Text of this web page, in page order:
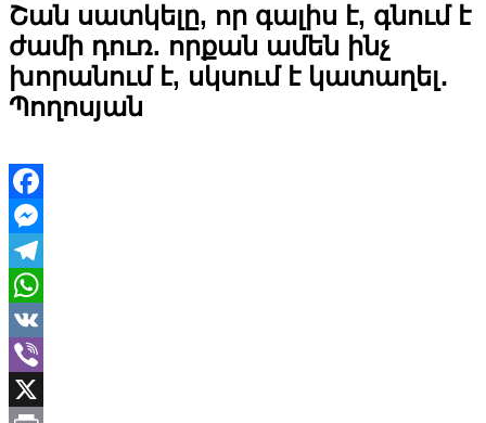
Շան սատկելը, որ գալիս է, գնում է
ժամի դուռ. որքան ամեն ինչ
խորանում է, սկսում է կատաղել․
Պողոսյան
Facebook
Messenger
Telegram
WhatsApp
VK
Viber